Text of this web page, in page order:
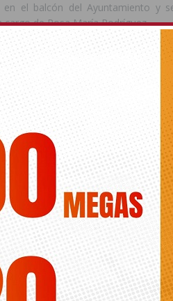
el balcón del Ayuntamiento y
de Rosa María Rodríguez.
tendrá lugar el próximo 29
de los campos de refugiados,
«
nos ponemos en la piel de una
experiencia que supone la huida de un
se grabó en los campos de
las que cerca de 70.000 son niños y niñas.
‘En los ojos del refugiado’
con los programas de
a nuestro país, como
al público en el Auditorio de La
del Día Mundial del